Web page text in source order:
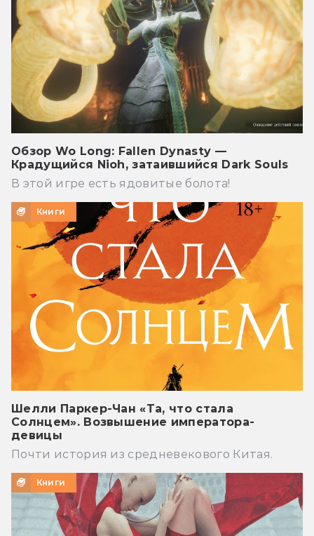
Обзор Wo Long: Fallen Dynasty —
Крадущийся Nioh, затаившийся Dark Souls
В этой игре есть ядовитые болота!
Книги
Шелли Паркер-Чан «Та, что стала
Солнцем». Возвышение императора-
девицы
Почти история из средневекового Китая.
Книги